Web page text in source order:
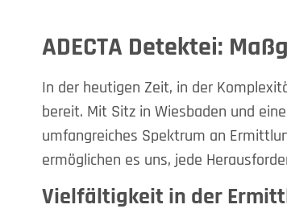
ADECTA Detektei:
In der heutigen Zeit, in der
bereit. Mit Sitz in Wiesbaden und
umfangreiches Spektrum an
ermöglichen es uns, jede
Vielfältigkeit in der